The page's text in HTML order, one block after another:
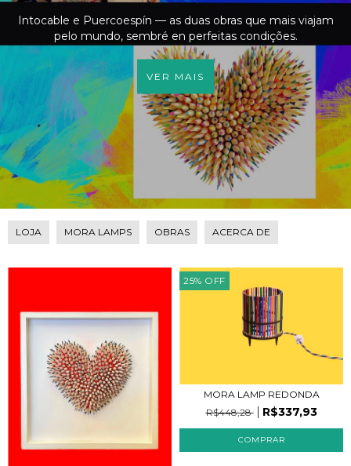
Intocable e Puercoespín — as duas obras que mais viajam
pelo mundo, sembré en perfeitas condições.
VER MAIS
LOJA MORA LAMPS OBRAS ACERCA DE
25% OFF
MORA LAMP REDONDA
R$448,28
R$337,93